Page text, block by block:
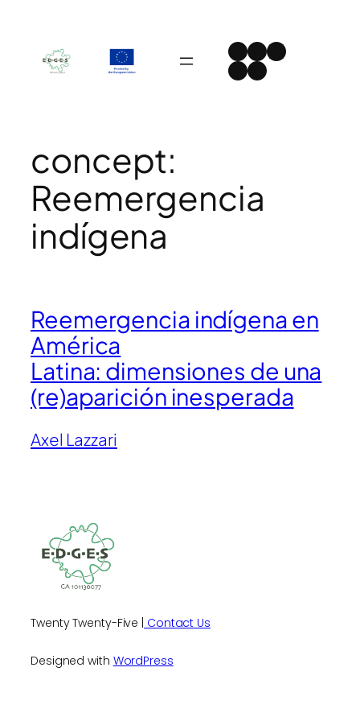
content
Instagram
Facebook
LinkedIn
Spotify
YouTube
concept:
Reemergencia
indígena
Reemergencia indígena en
América
Latina: dimensiones de una
(re)aparición inesperada
Axel Lazzari
Twenty Twenty-Five | Contact Us
Designed with WordPress